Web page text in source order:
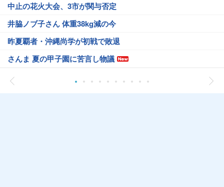
中止の花火大会、3市が関与否定
井脇ノブ子さん 体重38kg減の今
昨夏覇者・沖縄尚学が初戦で敗退
さんま 夏の甲子園に苦言し物議